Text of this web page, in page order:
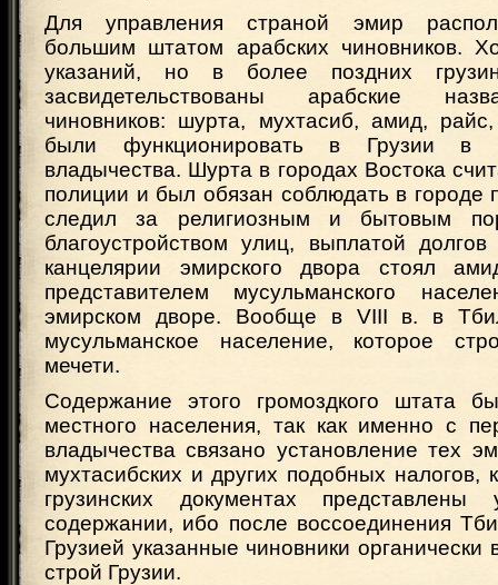
Для управления страной эмир
большим штатом арабских чиновников.
указаний, но в более поздних
засвидетельствованы арабские
чиновников: шурта, мухтасиб, амид,
были функционировать в Грузии в
владычества. Шурта в городах Востока
полиции и был обязан соблюдать в городе
следил за религиозным и бытовым
благоустройством улиц, выплатой
канцелярии эмирского двора стоял
представителем мусульманского
эмирском дворе. Вообще в VIII в. в
мусульманское население, которое
мечети.
Содержание этого громоздкого штата
местного населения, так как именно с
владычества связано установление тех
мухтасибских и других подобных налогов,
грузинских документах
содержании, ибо после воссоединения
Грузией указанные чиновники органически
строй Грузии.